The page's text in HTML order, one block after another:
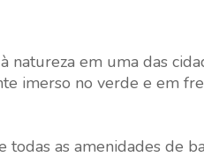
natureza em uma das
imerso no verde e em
as amenidades de